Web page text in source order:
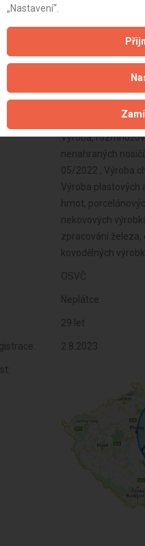
OSVČ
Neplátce
29 let
2.8.2023
„Nastavení“.